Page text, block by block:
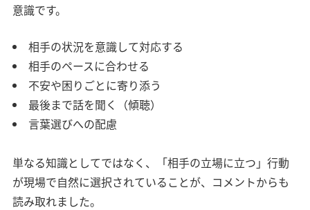
意識です。
相手の状況を意識して対応する
相手のペースに合わせる
不安や困りごとに寄り添う
最後まで話を聞く（傾聴）
言葉選びへの配慮
単なる知識としてではなく、「相手の立場に立つ」行動
が現場で自然に選択されていることが、コメントからも
読み取れました。